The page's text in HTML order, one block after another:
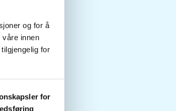
og for å
våre innen
for
for